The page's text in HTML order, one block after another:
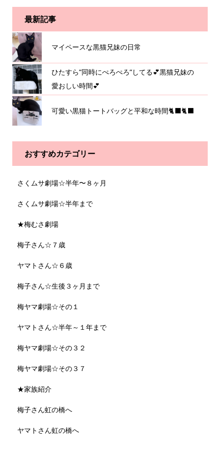
最新記事
マイペースな黒猫兄妹の日常
ひたすら”同時にぺろぺろ”してる💕黒猫兄妹の
愛おしい時間💕
可愛い黒猫トートバッグと平和な時間🐈‍⬛🐈‍⬛
おすすめカテゴリー
さくムサ劇場☆半年〜８ヶ月
さくムサ劇場☆半年まで
★梅むさ劇場
梅子さん☆７歳
ヤマトさん☆６歳
梅子さん☆生後３ヶ月まで
梅ヤマ劇場☆その１
ヤマトさん☆半年～１年まで
梅ヤマ劇場☆その３２
梅ヤマ劇場☆その３７
★家族紹介
梅子さん虹の橋へ
ヤマトさん虹の橋へ